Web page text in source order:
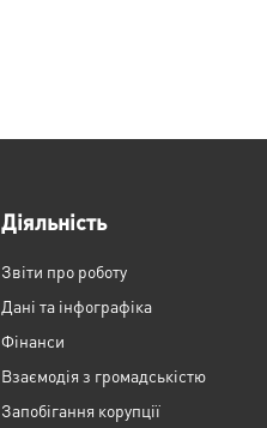
Діяльність
Звіти про роботу
Дані та інфографіка
Фінанси
Взаємодія з громадськістю
Запобігання корупції